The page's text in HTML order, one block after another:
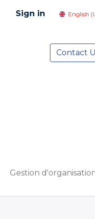
Sign in English
Social AdvocacyContact
Gestion